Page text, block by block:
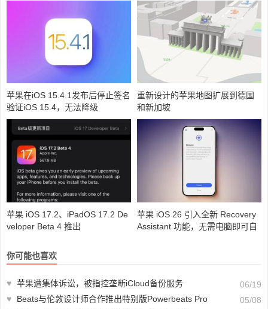
苹果在iOS 15.4.1发布后停止签名
验证iOS 15.4，无法降级
重新设计的苹果地图扩展到德国
和新加坡
苹果 iOS 17.2、iPadOS 17.2 De
veloper Beta 4 推出
苹果 iOS 26 引入全新 Recovery
Assistant 功能，无需电脑即可自
你可能也喜欢
♥ 苹果遭集体诉讼，被指控垄断iCloud备份服务
06/19
♥
Beats与伦敦设计师合作推出特别版Powerbeats Pro
05/08